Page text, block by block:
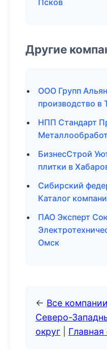
Псков
Другие
ООО Групп
производство в
НПП Стандарт
БизнесСтрой
плитки в
Сибирский
Каталог
ПАО Эксперт
Омск
← Все
Северо-
округ
Главная